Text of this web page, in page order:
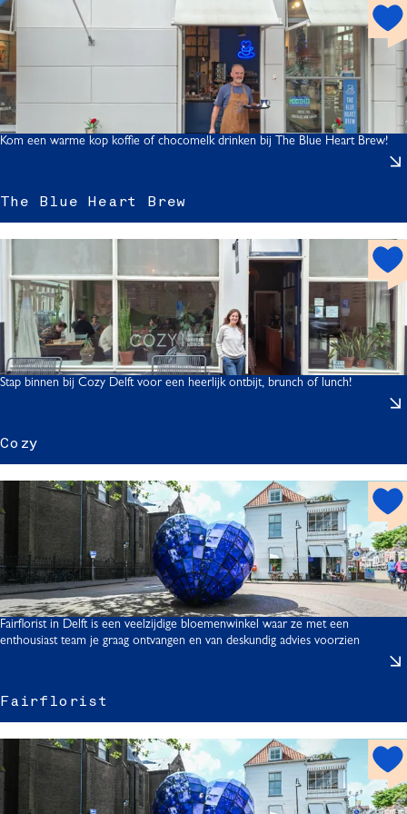
a
i
r
The Blue Heart Brew
l
a
r
h
o
t
s
t
Kom een warme kop koffie of chocomelk drinken bij The Blue Heart Brew!
Cozy
z
y
h
s
p
o
t
Stap binnen bij Cozy Delft voor een heerlijk ontbijt, brunch of lunch!
Fairflorist
i
r
f
l
h
t
s
p
t
Fairflorist in Delft is een veelzijdige bloemenwinkel waar ze met een
enthousiast team je graag ontvangen en van deskundig advies voorzien
h
t